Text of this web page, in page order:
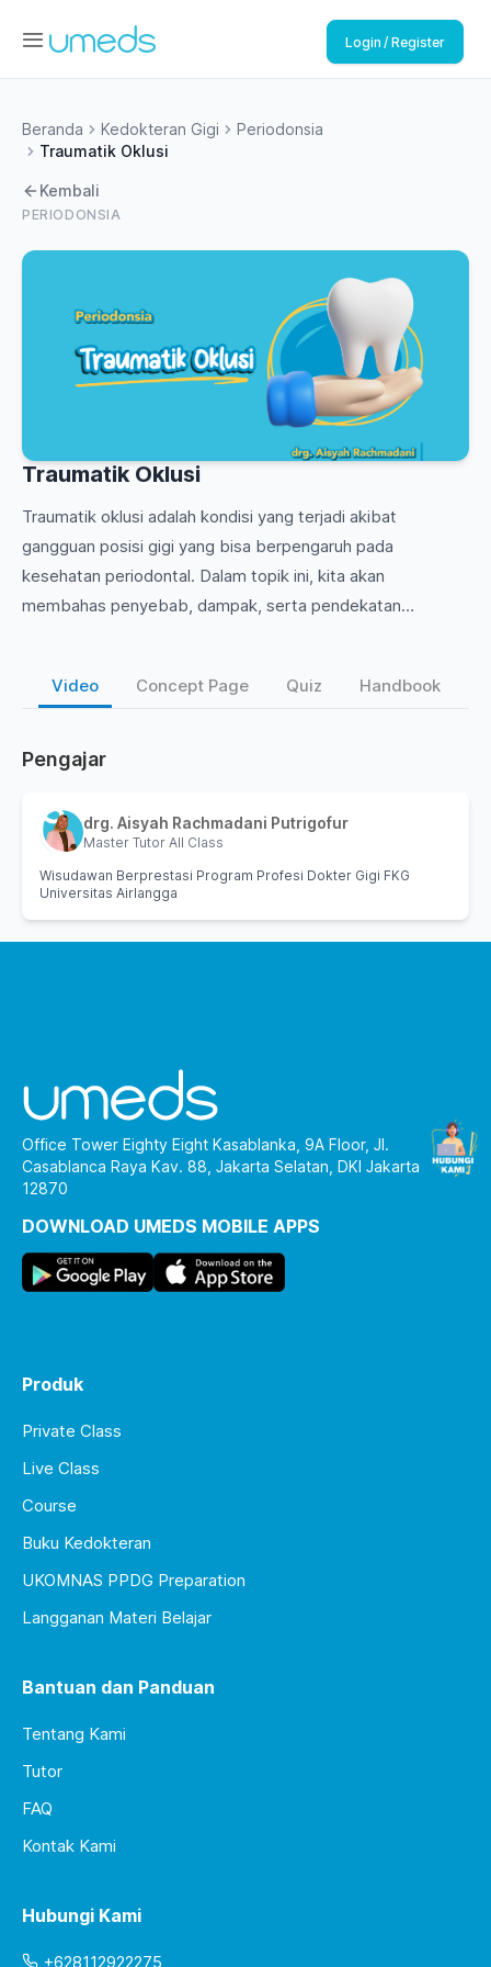
Login / Register
Beranda Kedokteran Gigi
Periodonsia
Traumatik Oklusi
PERIODONSIA
Kembali
Traumatik Oklusi
Traumatik oklusi adalah kondisi yang terjadi akibat
gangguan posisi gigi yang bisa berpengaruh pada
kesehatan periodontal. Dalam topik ini, kita akan
membahas penyebab, dampak, serta pendekatan
Mari kita eksplorasi lebih dalam tentang pentingnya
periodonsia!
Video Concept Page Quiz Handbook
Pengajar
drg. Aisyah Rachmadani Putrigofur
Master Tutor All Class
Wisudawan Berprestasi Program Profesi Dokter Gigi FKG
Universitas Airlangga
Office Tower Eighty Eight Kasablanka, 9A Floor, Jl.
Casablanca Raya Kav. 88, Jakarta Selatan, DKI Jakarta
12870
DOWNLOAD UMEDS MOBILE APPS
Produk
Private Class
Live Class
Course
Buku Kedokteran
UKOMNAS PPDG Preparation
Langganan Materi Belajar
Bantuan dan Panduan
Tentang Kami
Tutor
FAQ
Kontak Kami
Hubungi Kami
+628112922275